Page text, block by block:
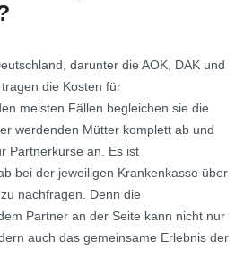
darunter die AOK, DAK und
die Kosten für
meisten Fällen begleichen sie die
werdenden Mütter komplett ab und
Partnerkurse an. Es ist
bei der jeweiligen Krankenkasse über
nachfragen. Denn die
Partner an der Seite kann nicht nur
auch das gemeinsame Erlebnis der